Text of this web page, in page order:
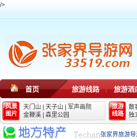
/>
首页 旅游线路 旅游酒
风景
图片
天门山 天子山
军声画院
金鞭溪
森里公园
旅游
线路
散
独
张家界旅游